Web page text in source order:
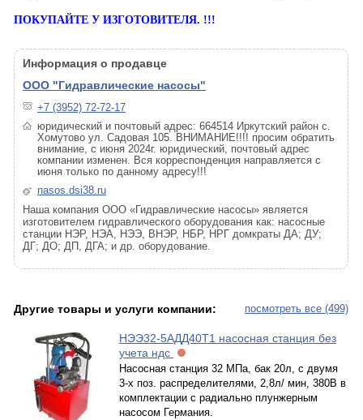
ПОКУПАЙТЕ У ИЗГОТОВИТЕЛЯ. !!!
Информация о продавце
ООО "Гидравлические насосы"
+7 (3952) 72-72-17
юридический и почтовый адрес: 664514 Иркутский район с.
Хомутово ул. Садовая 105. ВНИМАНИЕ!!!! просим обратить
внимание, с июня 2024г. юридический, почтовый адрес
компании изменен. Вся корреспонденция направляется с
июня только по данному адресу!!!
nasos.dsi38.ru
Наша компания ООО «Гидравлические насосы» является
изготовителем гидравлического оборудования как: насосные
станции НЭР, НЭА, НЭЭ, ВНЭР, НБР, НРГ домкраты ДА; ДУ;
ДГ; ДО; ДП, ДГА; и др. оборудование.
посмотреть все (499)
Другие товары и услуги компании:
НЭЭ32-5АДД40Т1 насосная станция без
учета ндс
Насосная станция 32 МПа, бак 20л, с двумя
3-х поз. распределителями, 2,8л/ мин, 380В в
комплектации с радиально плунжерным
насосом Германия.